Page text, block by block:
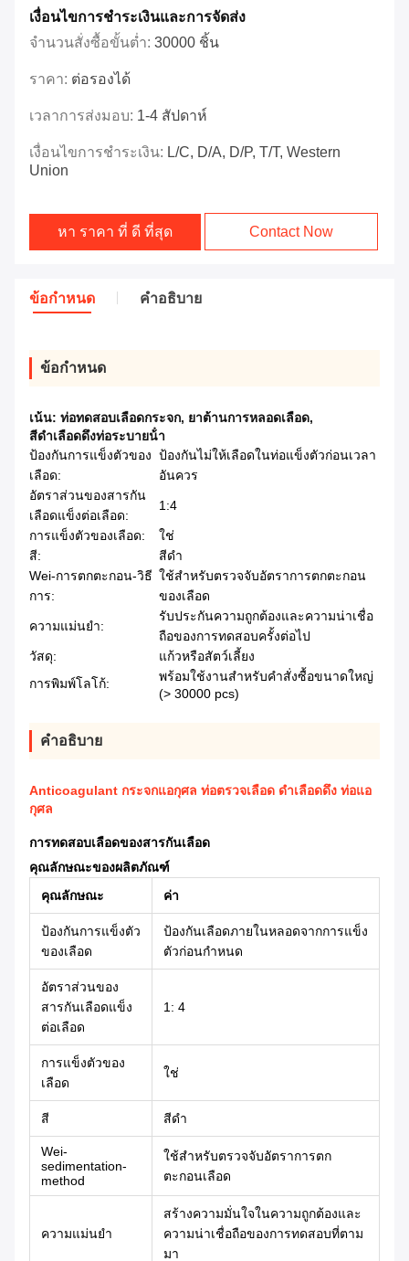
เงื่อนไขการชำระเงินและการจัดส่ง
จำนวนสั่งซื้อขั้นต่ำ: 30000 ชิ้น
ราคา: ต่อรองได้
เวลาการส่งมอบ: 1-4 สัปดาห์
เงื่อนไขการชำระเงิน: L/C, D/A, D/P, T/T, Western
Union
หา ราคา ที่ ดี ที่สุด Contact Now
ข้อกำหนด คำอธิบาย
ข้อกำหนด
เน้น: ท่อทดสอบเลือดกระจก, ยาต้านการหลอดเลือด,
สีดําเลือดดึงท่อระบายน้ํา
ป้องกันการแข็งตัวของ
เลือด:
ป้องกันไม่ให้เลือดในท่อแข็งตัวก่อนเวลา
อันควร
อัตราส่วนของสารกัน
เลือดแข็งต่อเลือด:
1:4
การแข็งตัวของเลือด:
ใช่
สี:
สีดำ
Wei-การตกตะกอน-วิธี
การ:
ใช้สำหรับตรวจจับอัตราการตกตะกอน
ของเลือด
ความแม่นยำ:
รับประกันความถูกต้องและความน่าเชื่อ
ถือของการทดสอบครั้งต่อไป
วัสดุ:
แก้วหรือสัตว์เลี้ยง
การพิมพ์โลโก้:
พร้อมใช้งานสำหรับคำสั่งซื้อขนาดใหญ่
(> 30000 pcs)
คำอธิบาย
Anticoagulant กระจกแอกุศล ท่อตรวจเลือด ดําเลือดดึง ท่อแอ
กุศล
การทดสอบเลือดของสารกันเลือด
คุณลักษณะของผลิตภัณฑ์
คุณลักษณะ
ค่า
ป้องกันการแข็งตัว
ของเลือด
ป้องกันเลือดภายในหลอดจากการแข็ง
ตัวก่อนกำหนด
อัตราส่วนของ
สารกันเลือดแข็ง
ต่อเลือด
1: 4
การแข็งตัวของ
เลือด
ใช่
สี สีดำ
Wei-
sedimentation-
method
ใช้สำหรับตรวจจับอัตราการตก
ตะกอนเลือด
ความแม่นยำ
สร้างความมั่นใจในความถูกต้องและ
ความน่าเชื่อถือของการทดสอบที่ตาม
มา